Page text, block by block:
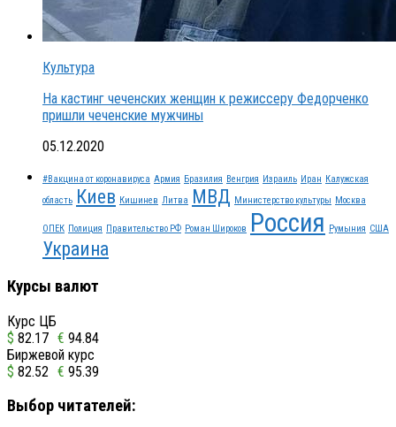
Культура
На кастинг чеченских женщин к режиссеру Федорченко
пришли чеченские мужчины
05.12.2020
#Вакцина от коронавируса Армия Бразилия Венгрия Израиль Иран Калужская
область Киев Кишинев Литва МВД Министерство культуры Москва
ОПЕК Полиция Правительство РФ Роман Широков Россия Румыния США
Украина
Курсы валют
Курс ЦБ
$ 82.17 € 94.84
Биржевой курс
$ 82.52 € 95.39
Выбор читателей: